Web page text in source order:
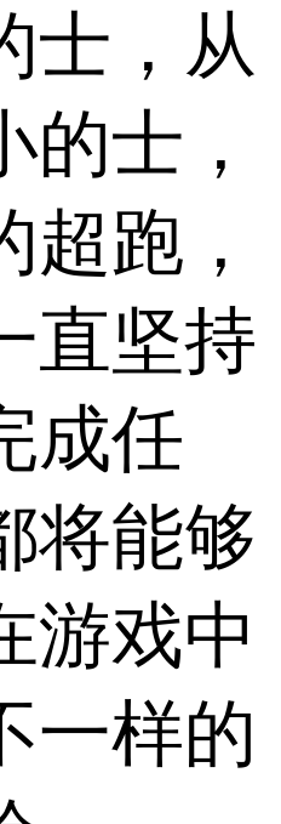
士，从
的士，
超跑，
直坚持
成任
将能够
游戏中
一样的